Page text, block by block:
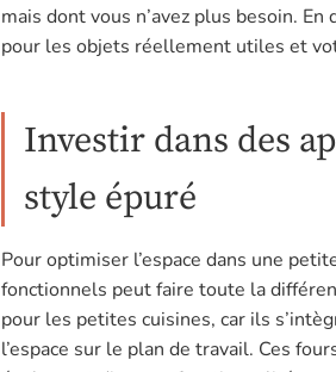
mais dont vous n’avez plus besoin.
pour les objets réellement utiles et
Investir dans des
style épuré
Pour optimiser l’espace dans une
fonctionnels peut faire toute la
pour les petites cuisines, car ils
l’espace sur le plan de travail. Ces